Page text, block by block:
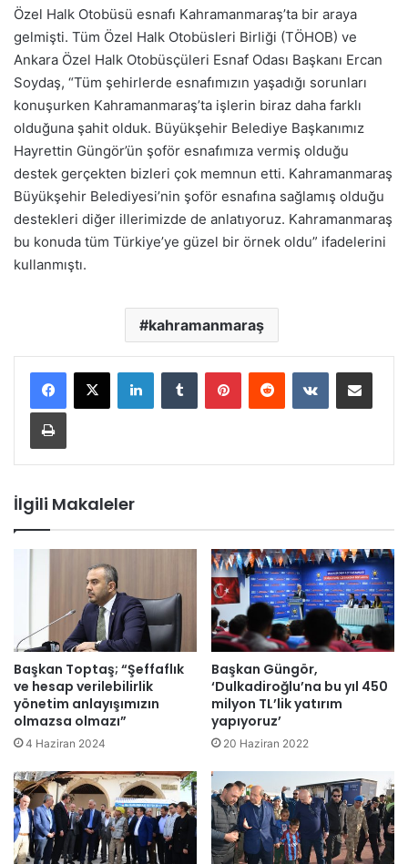
Özel Halk Otobüsü esnafı Kahramanmaraş’ta bir araya
gelmişti. Tüm Özel Halk Otobüsleri Birliği (TÖHOB) ve
Ankara Özel Halk Otobüsçüleri Esnaf Odası Başkanı Ercan
Soydaş, “Tüm şehirlerde esnafımızın yaşadığı sorunları
konuşurken Kahramanmaraş’ta işlerin biraz daha farklı
olduğuna şahit olduk. Büyükşehir Belediye Başkanımız
Hayrettin Güngör’ün şoför esnafımıza vermiş olduğu
destek gerçekten bizleri çok memnun etti. Kahramanmaraş
Büyükşehir Belediyesi’nin şoför esnafına sağlamış olduğu
destekleri diğer illerimizde de anlatıyoruz. Kahramanmaraş
bu konuda tüm Türkiye’ye güzel bir örnek oldu” ifadelerini
kullanmıştı.
kahramanmaraş
LinkedInTumblr PinterestReddit VKontakteE-Posta ile paylaş
Yazdır
İlgili Makaleler
Başkan Toptaş; “Şeffaflık
ve hesap verilebilirlik
yönetim anlayışımızın
olmazsa olmazı”
4 Haziran 2024
Başkan Güngör,
‘Dulkadiroğlu’na bu yıl 450
milyon TL’lik yatırım
yapıyoruz’
20 Haziran 2022